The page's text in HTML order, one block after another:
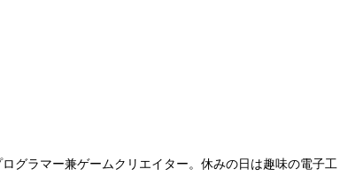
グラマー兼ゲームクリエイター。休みの日は趣味の電子工